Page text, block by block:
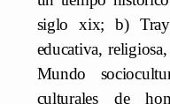
siglo xix; b)
educativa,
Mundo
culturales de